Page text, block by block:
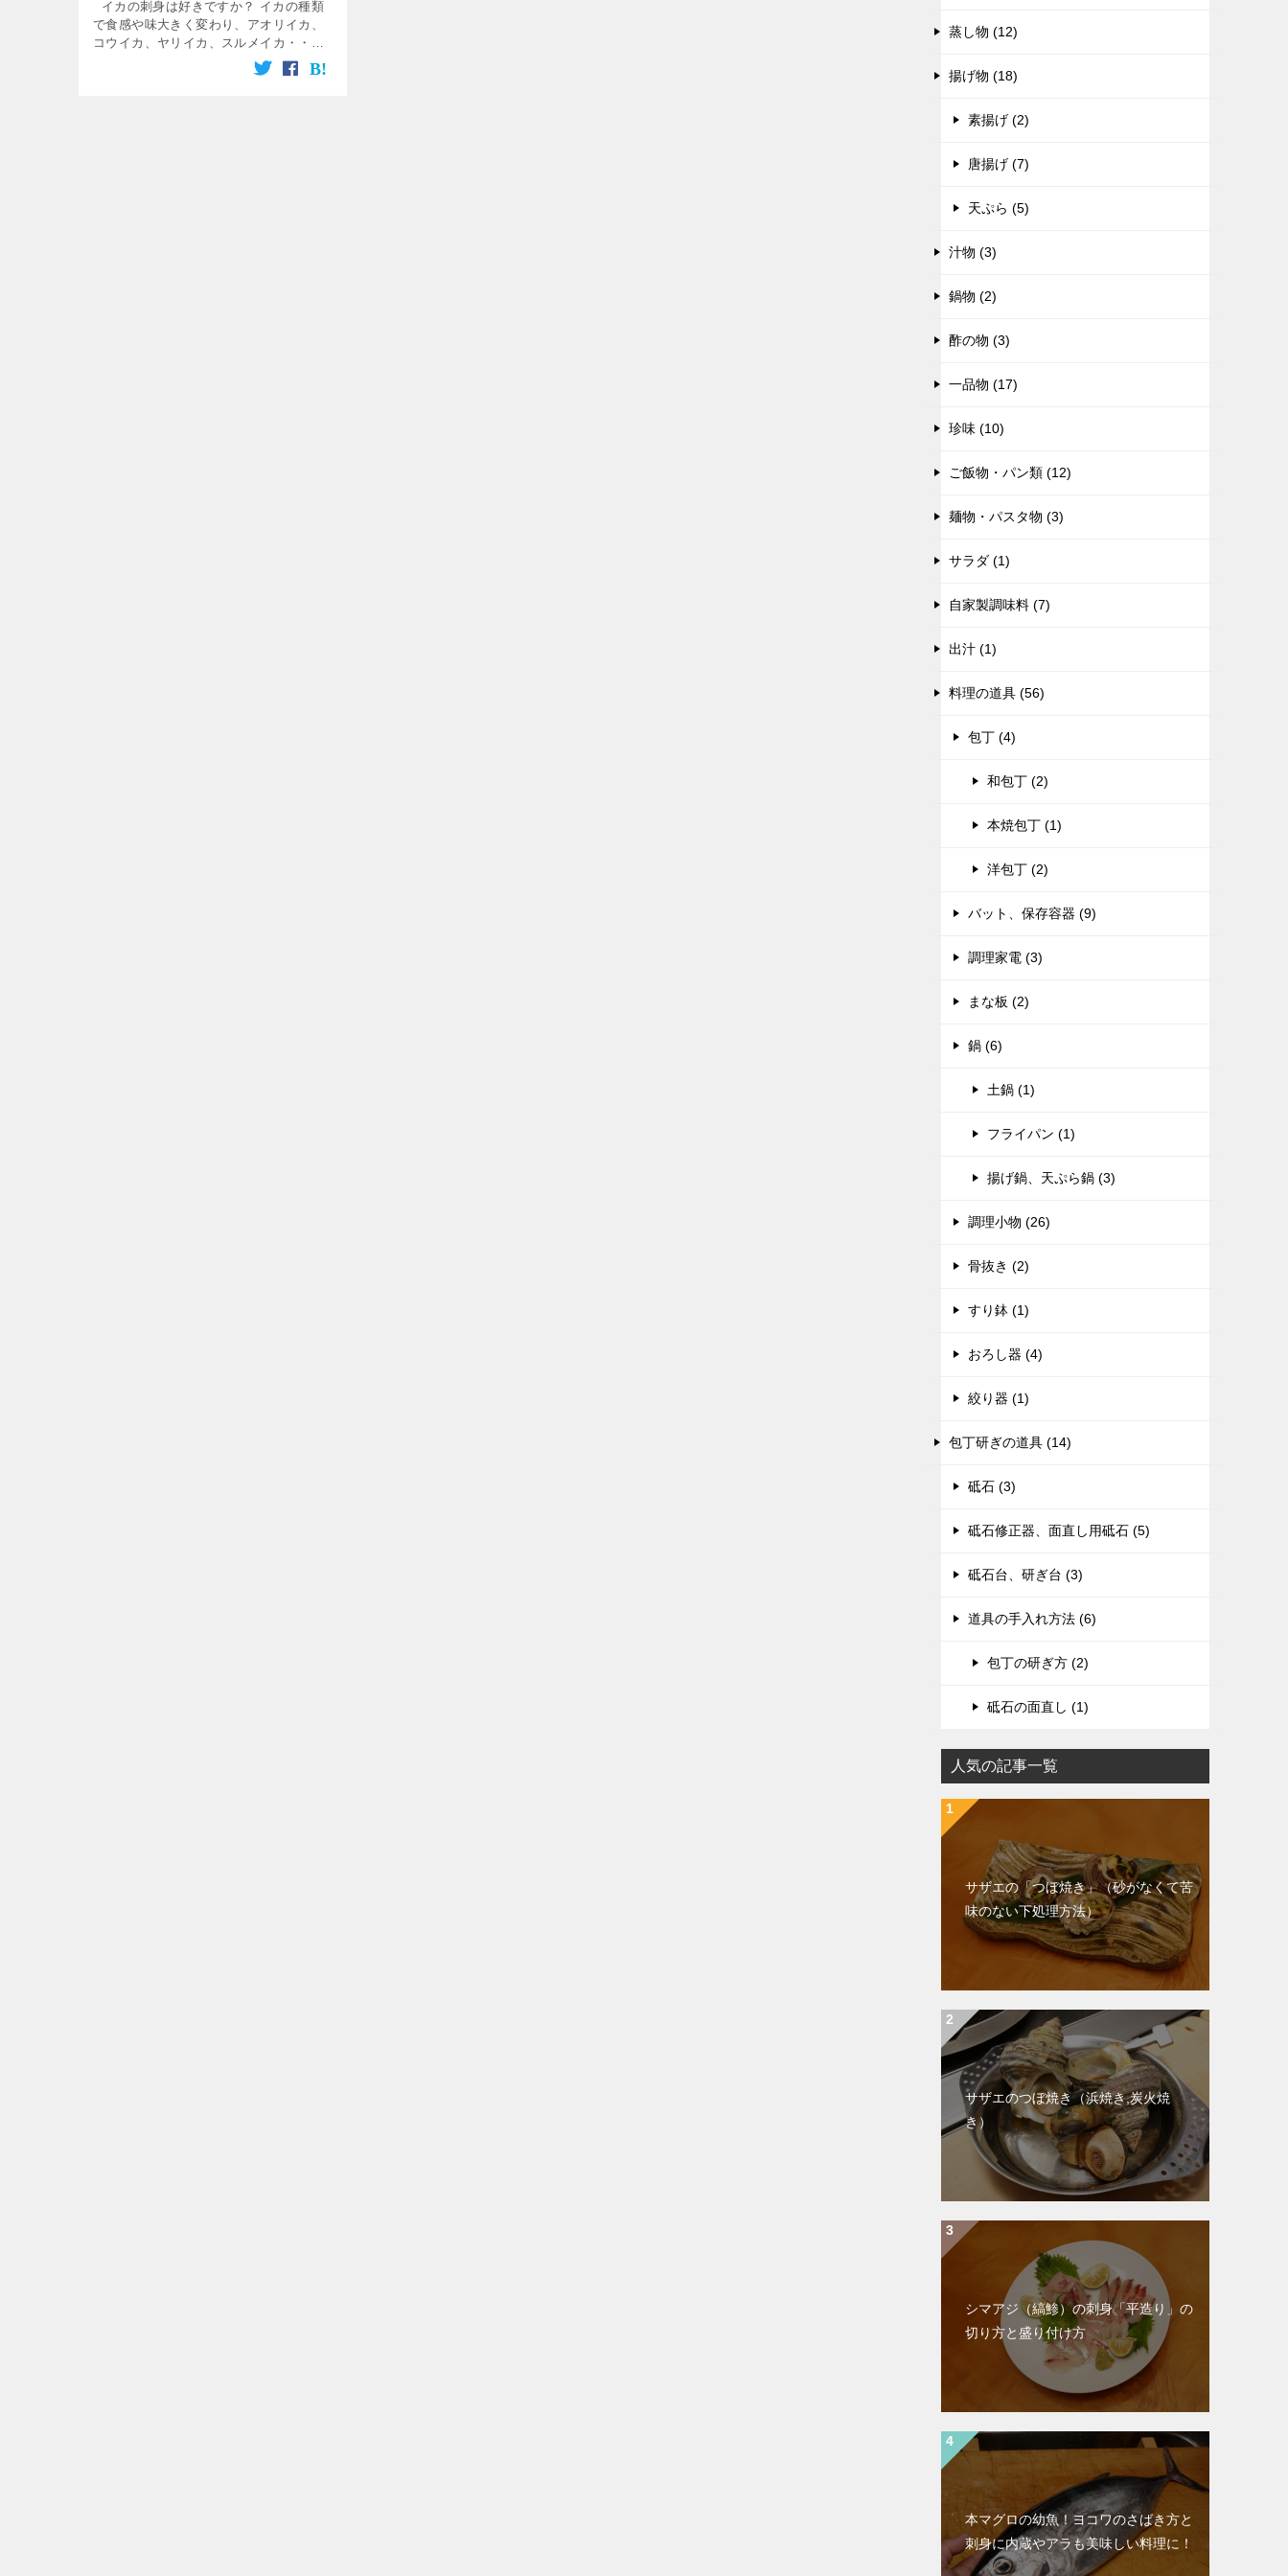
イカの刺身は好きですか？ イカの種類
で食感や味大きく変わり、アオリイカ、
コウイカ、ヤリイカ、スルメイカ・・・
そして、今回の剣先烏賊（ケンサキイ
カ）の刺身になるわけですが、甘みが強
蒸し物 (12)
揚げ物 (18)
素揚げ (2)
唐揚げ (7)
天ぷら (5)
汁物 (3)
鍋物 (2)
酢の物 (3)
一品物 (17)
珍味 (10)
ご飯物・パン類 (12)
麺物・パスタ物 (3)
サラダ (1)
自家製調味料 (7)
出汁 (1)
料理の道具 (56)
包丁 (4)
和包丁 (2)
本焼包丁 (1)
洋包丁 (2)
バット、保存容器 (9)
調理家電 (3)
まな板 (2)
鍋 (6)
土鍋 (1)
フライパン (1)
揚げ鍋、天ぷら鍋 (3)
調理小物 (26)
骨抜き (2)
すり鉢 (1)
おろし器 (4)
絞り器 (1)
包丁研ぎの道具 (14)
砥石 (3)
砥石修正器、面直し用砥石 (5)
砥石台、研ぎ台 (3)
道具の手入れ方法 (6)
包丁の研ぎ方 (2)
砥石の面直し (1)
人気の記事一覧
サザエの「つぼ焼き」（砂がなくて苦
味のない下処理方法）
サザエのつぼ焼き（浜焼き,炭火焼
き）
シマアジ（縞鯵）の刺身「平造り」の
切り方と盛り付け方
本マグロの幼魚！ヨコワのさばき方と
刺身に内蔵やアラも美味しい料理に！